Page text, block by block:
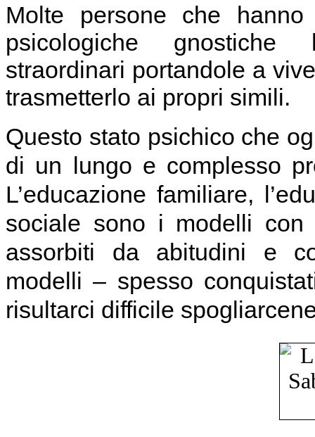
Molte persone che
psicologiche gnostiche
straordinari portandole a
trasmetterlo ai propri simili.
Questo stato psichico che
di un lungo e complesso
L’educazione familiare,
sociale sono i modelli con
assorbiti da abitudini e
modelli – spesso
risultarci difficile